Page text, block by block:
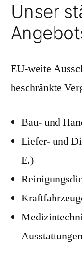
Unser
EU-weite
beschränkte
Bau- und
Liefer- und
E.)
Ausstattungen